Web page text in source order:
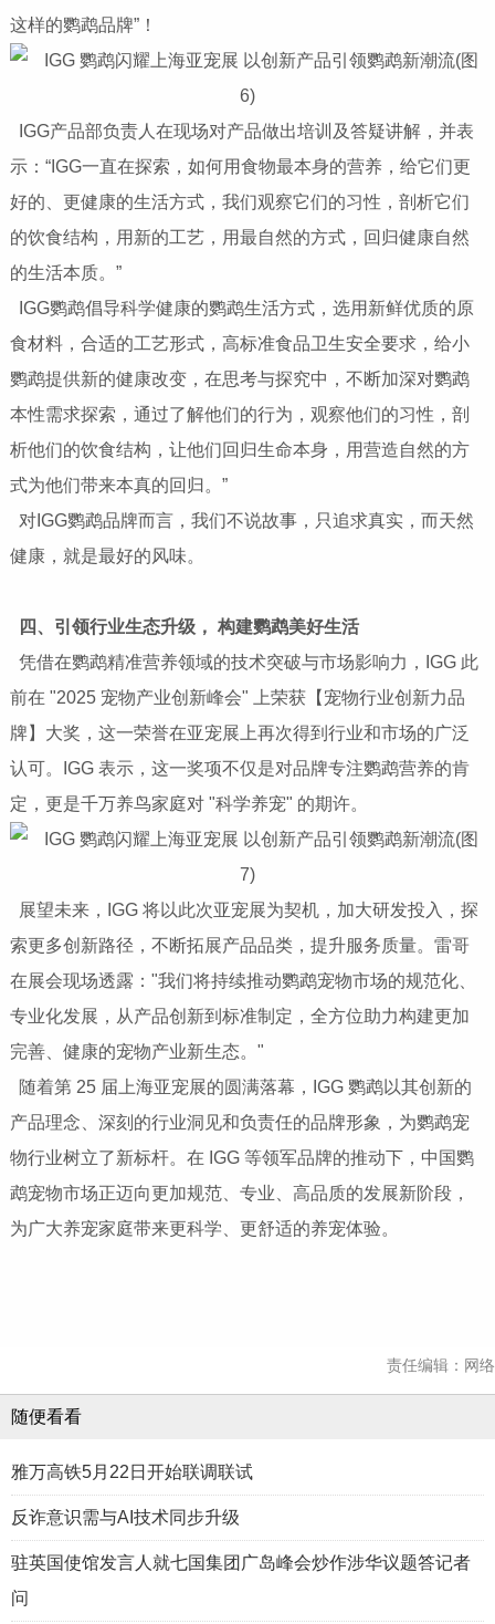
这样的鹦鹉品牌”！
IGG产品部负责人在现场对产品做出培训及答疑讲解，并表
示：“IGG一直在探索，如何用食物最本身的营养，给它们更
好的、更健康的生活方式，我们观察它们的习性，剖析它们
的饮食结构，用新的工艺，用最自然的方式，回归健康自然
的生活本质。”
IGG鹦鹉倡导科学健康的鹦鹉生活方式，选用新鲜优质的原
食材料，合适的工艺形式，高标准食品卫生安全要求，给小
鹦鹉提供新的健康改变，在思考与探究中，不断加深对鹦鹉
本性需求探索，通过了解他们的行为，观察他们的习性，剖
析他们的饮食结构，让他们回归生命本身，用营造自然的方
式为他们带来本真的回归。”
对IGG鹦鹉品牌而言，我们不说故事，只追求真实，而天然
健康，就是最好的风味。
四、引领行业生态升级， 构建鹦鹉美好生活
凭借在鹦鹉精准营养领域的技术突破与市场影响力，IGG 此
前在 "2025 宠物产业创新峰会" 上荣获【宠物行业创新力品
牌】大奖，这一荣誉在亚宠展上再次得到行业和市场的广泛
认可。IGG 表示，这一奖项不仅是对品牌专注鹦鹉营养的肯
定，更是千万养鸟家庭对 "科学养宠" 的期许。
展望未来，IGG 将以此次亚宠展为契机，加大研发投入，探
索更多创新路径，不断拓展产品品类，提升服务质量。雷哥
在展会现场透露："我们将持续推动鹦鹉宠物市场的规范化、
专业化发展，从产品创新到标准制定，全方位助力构建更加
完善、健康的宠物产业新生态。"
随着第 25 届上海亚宠展的圆满落幕，IGG 鹦鹉以其创新的
产品理念、深刻的行业洞见和负责任的品牌形象，为鹦鹉宠
物行业树立了新标杆。在 IGG 等领军品牌的推动下，中国鹦
鹉宠物市场正迈向更加规范、专业、高品质的发展新阶段，
为广大养宠家庭带来更科学、更舒适的养宠体验。
责任编辑：网络
随便看看
雅万高铁5月22日开始联调联试
反诈意识需与AI技术同步升级
驻英国使馆发言人就七国集团广岛峰会炒作涉华议题答记者
问